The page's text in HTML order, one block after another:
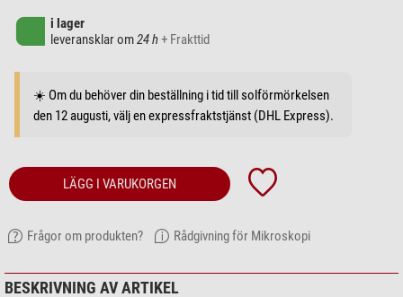
i lager
leveransklar om24 h+ Frakttid
☀️ Om du behöver din beställning i tid till solförmörkelsen
den 12 augusti, välj en expressfraktstjänst (DHL Express).
LÄGG I VARUKORGEN
Frågor om produkten? Rådgivning för Mikroskopi
BESKRIVNING AV ARTIKEL